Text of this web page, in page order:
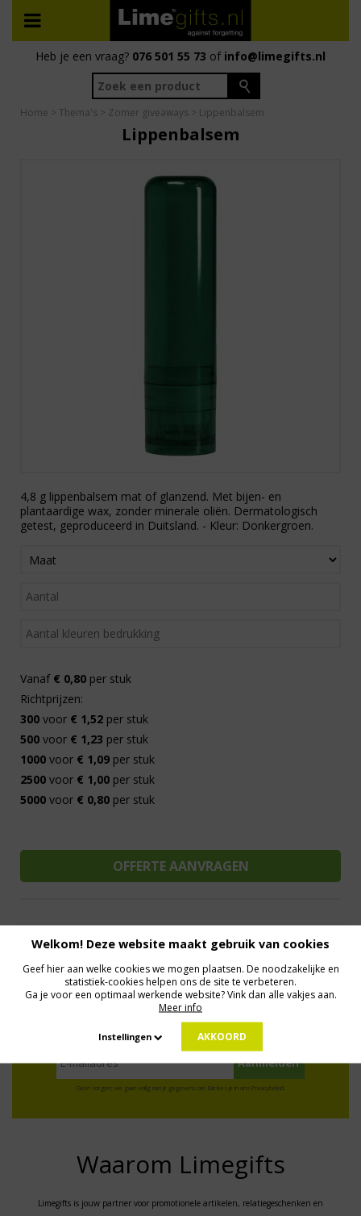
Heb je een vraag? 076 501 55 73 of info@limegifts.nl
Home > Thema's > Zomer giveaways > Lippenbalsem
Lippenbalsem
4,8 g lippenbalsem mat of glanzend. Met bijen- en
plantaardige wax, zonder minerale oliën. Dermatologisch
getest, geproduceerd in Duitsland. - Kleur: Donkergroen.
Vanaf € 0,80 per stuk
Richtprijzen:
300 voor € 1,52 per stuk
500 voor € 1,23 per stuk
1000 voor € 1,09 per stuk
2500 voor € 1,00 per stuk
5000 voor € 0,80 per stuk
Al 15 jaar de meest orginele Giveaways Direct Contact
We know logistics Op maat gemaakt Meer dan 500.000 artikelen
MELD JE AAN VOOR ONZE NIEUWSBRIEF
Profiteer van deals en een dosis inspiratie!
Geen zorgen: we gaan veilig met je gegevens om. Dat lees je in ons Privacybeleid.
Waarom Limegifts
Limegifts is jouw partner voor promotionele artikelen, relatiegeschenken en
Welkom! Deze website maakt gebruik van cookies
Geef hier aan welke cookies we mogen plaatsen. De noodzakelijke en
statistiek-cookies helpen ons de site te verbeteren.
Ga je voor een optimaal werkende website? Vink dan alle vakjes aan.
Meer info
Instellingen AKKOORD